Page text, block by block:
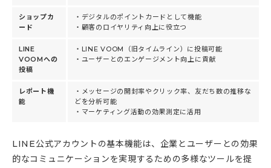
ショップカ
ード
・デジタルのポイントカードとして機能
・顧客のロイヤリティ向上に役立つ
LINE
VOOMへの
投稿
・LINE VOOM（旧タイムライン）に投稿可能
・ユーザーとのエンゲージメント向上に貢献
レポート機
能
・メッセージの開封率やクリック率、友だち数の推移な
どを分析可能
・マーケティング活動の効果測定に活用
LINE公式アカウントの基本機能は、企業とユーザーとの効果
的なコミュニケーションを実現するための多様なツールを提